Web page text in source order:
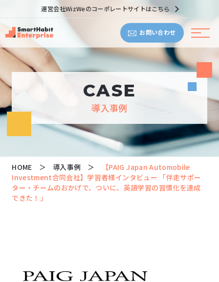
運営会社WizWeのコーポレートサイトはこちら
お問い合わせ
CASE
導入事例
HOME 導入事例
【PAIG Japan Automobile
Investment合同会社】学習者様インタビュー 「伴走サポー
ター・チームのおかげで、ついに、英語学習の習慣化を達成
できた！」